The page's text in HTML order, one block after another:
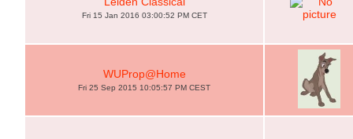
Fri 15 Jan 2016 03:00:52 PM CET
WUProp@Home
Fri 25 Sep 2015 10:05:57 PM CEST